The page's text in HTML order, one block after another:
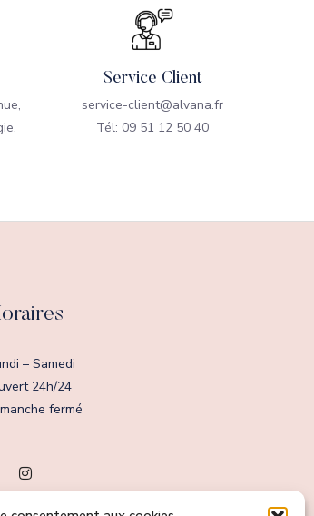
Service Client
service-client@alvana.fr
Tél: 09 51 12 50 40
– Samedi
24h/24
fermé